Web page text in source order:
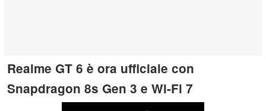
Realme GT 6 è ora ufficiale con
Snapdragon 8s Gen 3 e Wi-Fi 7